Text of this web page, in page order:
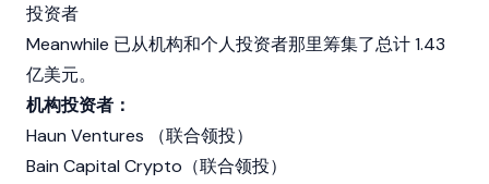
投资者
Meanwhile 已从机构和个人投资者那里筹集了总计 1.43
亿美元。
机构投资者：
Haun Ventures
（联合领投）
Bain Capital Crypto （联合领投）